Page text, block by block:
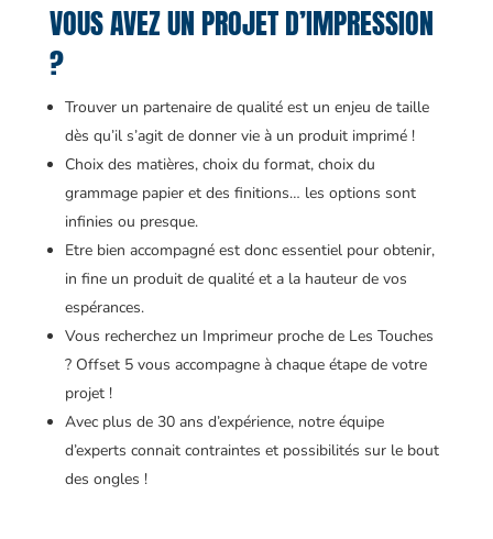
VOUS AVEZ UN PROJET D’IMPRESSION
?
Trouver un partenaire de qualité est un enjeu de taille
dès qu’il s’agit de donner vie à un produit imprimé !
Choix des matières, choix du format, choix du
grammage papier et des finitions… les options sont
infinies ou presque.
Etre bien accompagné est donc essentiel pour obtenir,
in fine un produit de qualité et a la hauteur de vos
espérances.
Vous recherchez un Imprimeur proche de Les Touches
? Offset 5 vous accompagne à chaque étape de votre
projet !
Avec plus de 30 ans d’expérience, notre équipe
d’experts connait contraintes et possibilités sur le bout
des ongles !